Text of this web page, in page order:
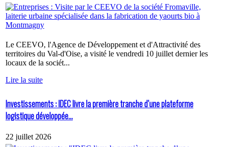
Le CEEVO, l'Agence de Développement et d'Attractivité des
territoires du Val-d'Oise, a visité le vendredi 10 juillet dernier les
locaux de la sociét...
Lire la suite
Investissements : IDEC livre la première tranche d’une plateforme
logistique développée...
22 juillet 2026